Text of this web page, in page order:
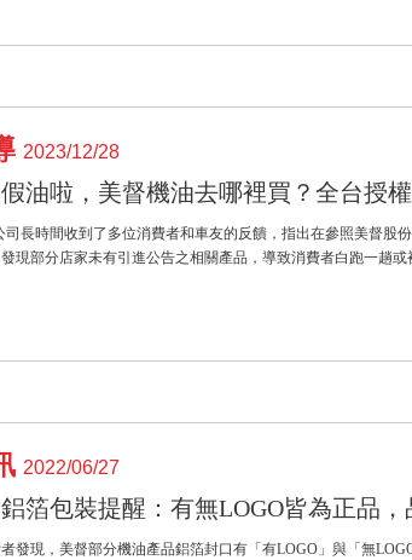
2023/12/28
油啦，美督機油去哪裡買？全台授
司長時間收到了多位消費者和車友的反饋，指出在參照美督股
現部分店家未有引進公告之相關產品，導致消費者白跑一趟
2022/06/27
箔包裝提醒：有無LOGO皆為正品
發現，美督部分機油產品鋁箔封口有「有LOGO」與「無